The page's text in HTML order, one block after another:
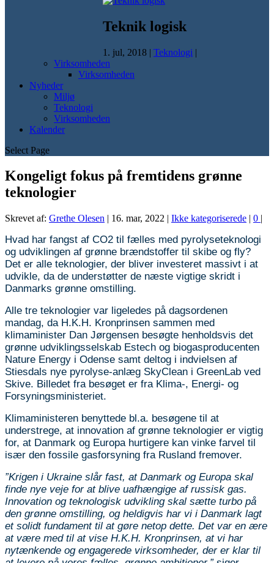
Teknik logisk
1. jul, 2018 | Teknologi |
Virksomheden
Virksomheden
Nyheder
Miljø
Teknologi
Virksomheden
Kalender
Select Page
Kongeligt fokus på fremtidens grønne
teknologier
Skrevet af: Grethe Olesen | 16. mar, 2022 | Ikke kategoriserede | 0 |
Hvad har fangst af CO2 til fælles med pyrolyseteknologi
og udviklingen af grønne brændstoffer til skibe og fly?
Det er alle teknologier, der bliver investeret massivt i at
udvikle, da de understøtter de næste vigtige skridt i
Danmarks grønne omstilling.
Alle tre teknologier var ligeledes på dagsordenen
mandag, da H.K.H. Kronprinsen sammen med
klimaminister Dan Jørgensen besøgte henholdsvis det
grønne udviklingsselskab Estech og biogasproducenten
Nature Energy i Odense samt deltog i indvielsen af
Stiesdals nye pyrolyse-anlæg SkyClean i GreenLab ved
Skive. Billedet fra besøget er fra Klima-, Energi- og
Forsyningsministeriet.
Klimaministeren benyttede bl.a. besøgene til at
understrege, at innovation af grønne teknologier er vigtig
for, at Danmark og Europa hurtigere kan vinke farvel til
især den fossile gasforsyning fra Rusland fremover.
”Krigen i Ukraine slår fast, at Danmark og Europa skal
finde nye veje for at blive uafhængige af russisk gas.
Innovation og teknologisk udvikling skal sætte turbo på
den grønne omstilling, og heldigvis har vi i Danmark lagt
et solidt fundament til at gøre netop dette. Det var en ære
at være med til at vise H.K.H. Kronprinsen, at vi har
nytænkende og engagerede virksomheder, der er klar til